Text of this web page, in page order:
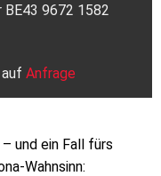
9672 1582
Anfrage
und ein Fall fürs
Wahnsinn: